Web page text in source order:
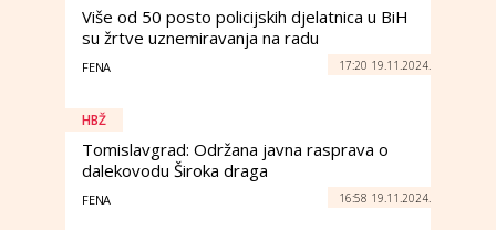
Više od 50 posto policijskih djelatnica u BiH
su žrtve uznemiravanja na radu
FENA 17:20 19.11.2024.
HBŽ
Tomislavgrad: Održana javna rasprava o
dalekovodu Široka draga
FENA 16:58 19.11.2024.